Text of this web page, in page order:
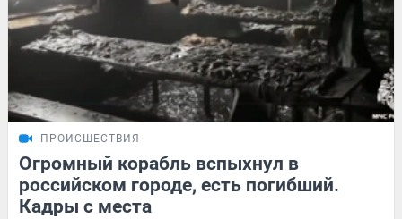
ПРОИСШЕСТВИЯ
Огромный корабль вспыхнул в
российском городе, есть погибший.
Кадры с места